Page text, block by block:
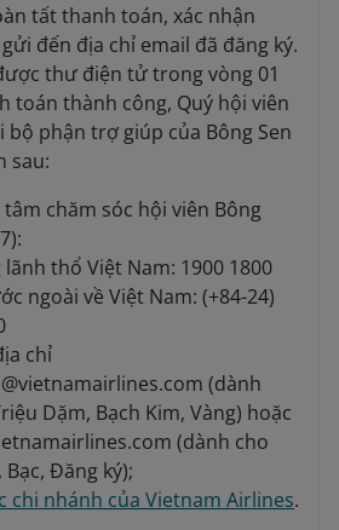
tất thanh toán, xác nhận
đến địa chỉ email đã đăng ký.
thư điện tử trong vòng 01
toán thành công, Quý hội viên
bộ phận trợ giúp của Bông Sen
sau:
chăm sóc hội viên Bông
thổ Việt Nam: 1900 1800
ngoài về Việt Nam: (+84-24)
chỉ
(dành
Dặm, Bạch Kim, Vàng) hoặc
(dành cho
Đăng ký);
chi nhánh của Vietnam Airlines.